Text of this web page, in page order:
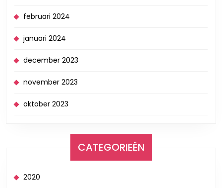
februari 2024
januari 2024
december 2023
november 2023
oktober 2023
CATEGORIEËN
2020